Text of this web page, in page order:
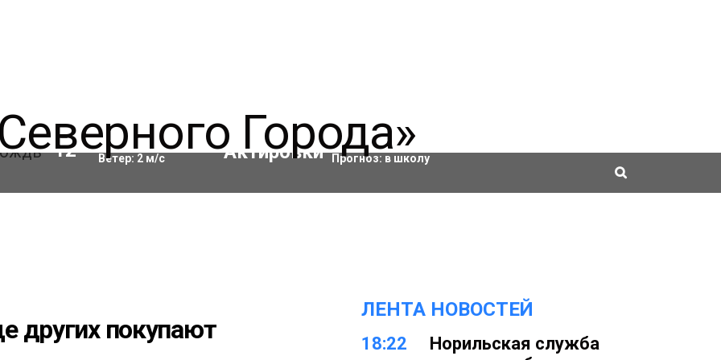
12 °C Влажность:96%
Ветер: 2м/с
Актировки
Прогноз: в школу
других покупают
ЛЕНТА НОВОСТЕЙ
18:22
Норильская служба